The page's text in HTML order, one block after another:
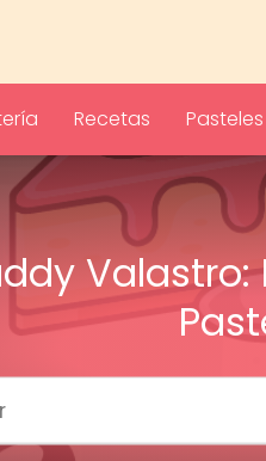
Recetas Pasteles
Valastro: